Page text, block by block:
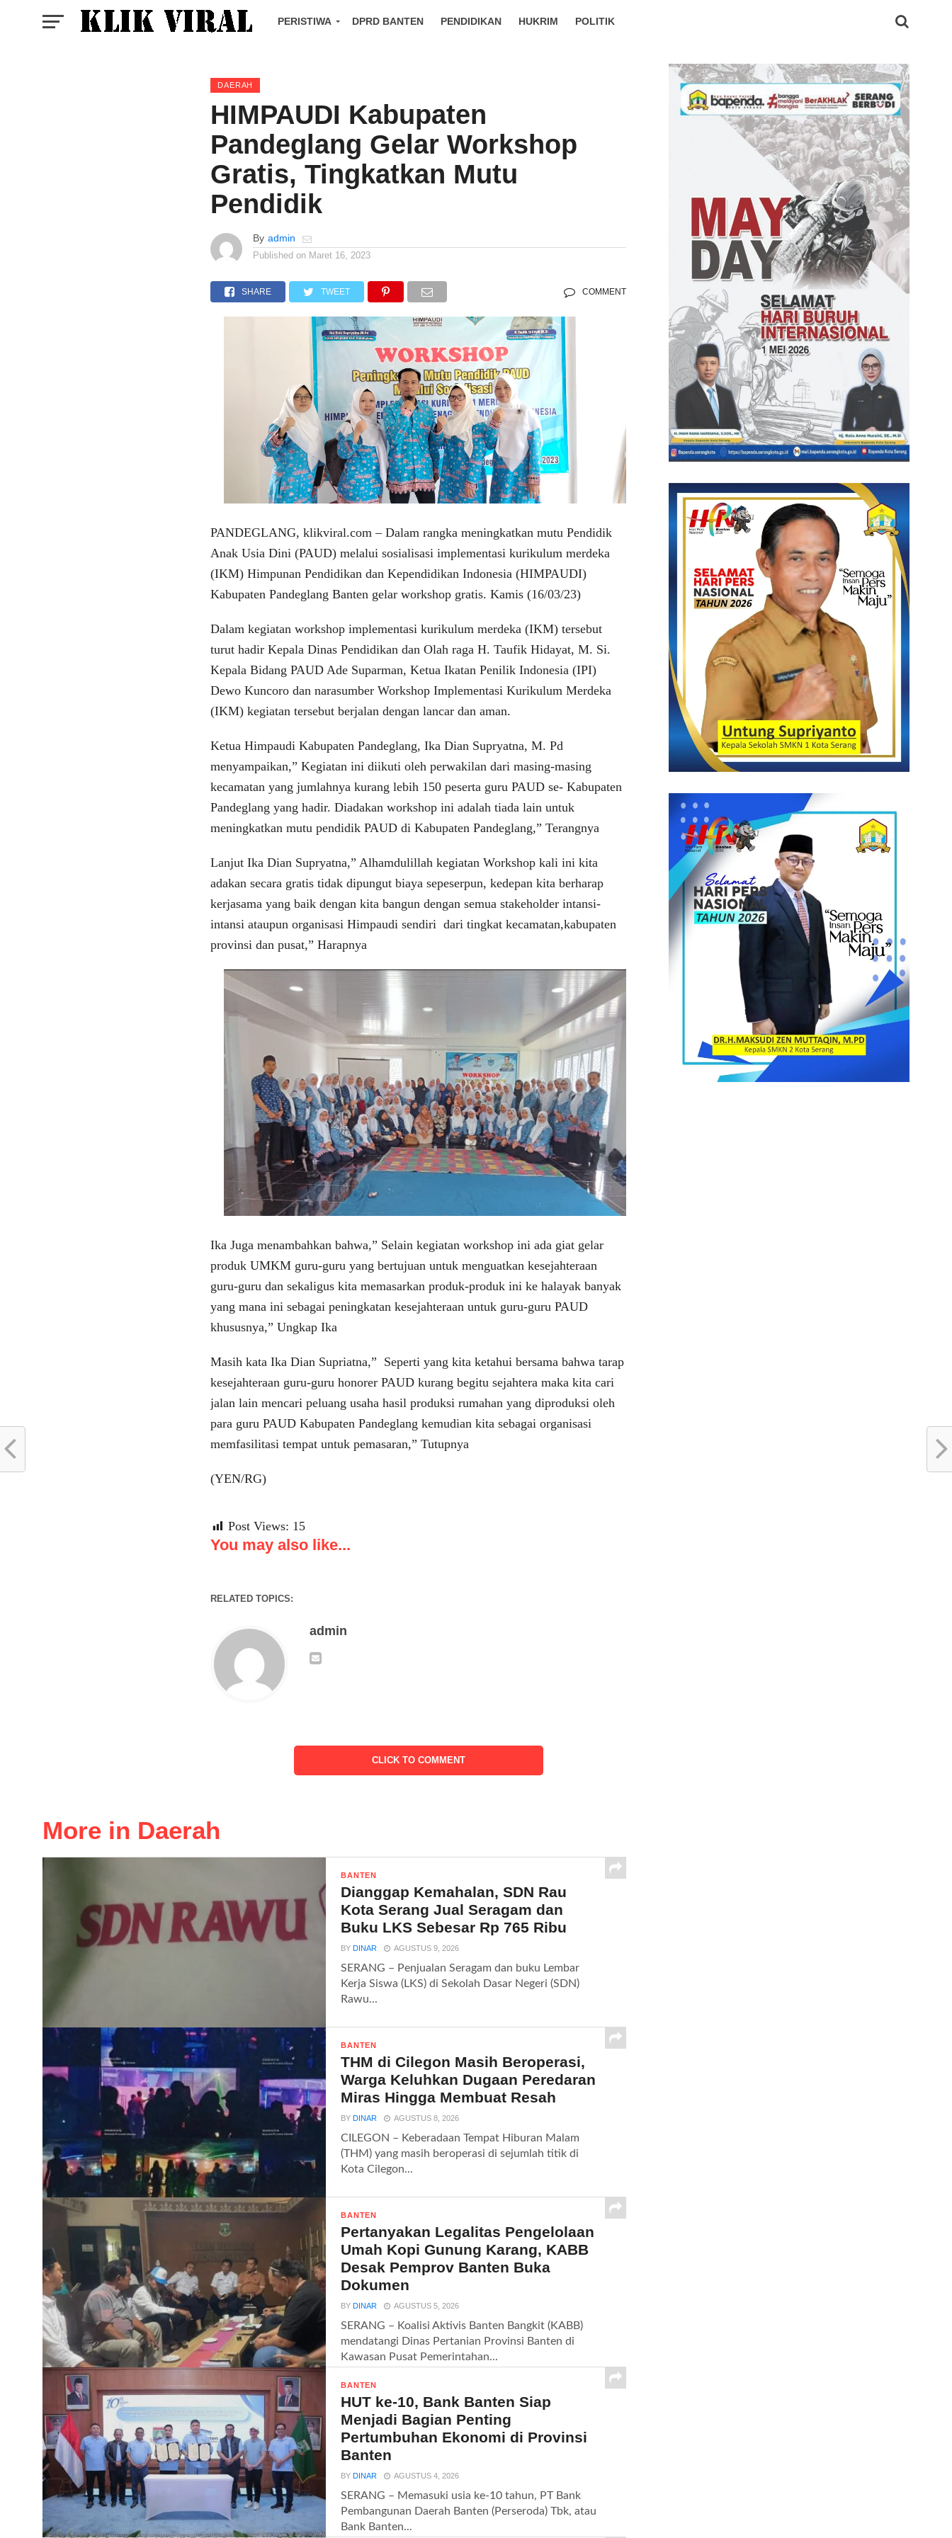
PERISTIWA DPRD BANTEN PENDIDIKAN HUKRIM POLITIK
DAERAH
HIMPAUDI Kabupaten
Pandeglang Gelar Workshop
Gratis, Tingkatkan Mutu
Pendidik
By admin
Published on Maret 16, 2023
SHARE TWEET COMMENT
PANDEGLANG, klikviral.com – Dalam rangka meningkatkan mutu Pendidik
Anak Usia Dini (PAUD) melalui sosialisasi implementasi kurikulum merdeka
(IKM) Himpunan Pendidikan dan Kependidikan Indonesia (HIMPAUDI)
Kabupaten Pandeglang Banten gelar workshop gratis. Kamis (16/03/23)
Dalam kegiatan workshop implementasi kurikulum merdeka (IKM) tersebut
turut hadir Kepala Dinas Pendidikan dan Olah raga H. Taufik Hidayat, M. Si.
Kepala Bidang PAUD Ade Suparman, Ketua Ikatan Penilik Indonesia (IPI)
Dewo Kuncoro dan narasumber Workshop Implementasi Kurikulum Merdeka
(IKM) kegiatan tersebut berjalan dengan lancar dan aman.
Ketua Himpaudi Kabupaten Pandeglang, Ika Dian Supryatna, M. Pd
menyampaikan,” Kegiatan ini diikuti oleh perwakilan dari masing-masing
kecamatan yang jumlahnya kurang lebih 150 peserta guru PAUD se- Kabupaten
Pandeglang yang hadir. Diadakan workshop ini adalah tiada lain untuk
meningkatkan mutu pendidik PAUD di Kabupaten Pandeglang,” Terangnya
Lanjut Ika Dian Supryatna,” Alhamdulillah kegiatan Workshop kali ini kita
adakan secara gratis tidak dipungut biaya sepeserpun, kedepan kita berharap
kerjasama yang baik dengan kita bangun dengan semua stakeholder intansi-
intansi ataupun organisasi Himpaudi sendiri dari tingkat kecamatan,kabupaten
provinsi dan pusat,” Harapnya
Ika Juga menambahkan bahwa,” Selain kegiatan workshop ini ada giat gelar
produk UMKM guru-guru yang bertujuan untuk menguatkan kesejahteraan
guru-guru dan sekaligus kita memasarkan produk-produk ini ke halayak banyak
yang mana ini sebagai peningkatan kesejahteraan untuk guru-guru PAUD
khususnya,” Ungkap Ika
Masih kata Ika Dian Supriatna,” Seperti yang kita ketahui bersama bahwa tarap
kesejahteraan guru-guru honorer PAUD kurang begitu sejahtera maka kita cari
jalan lain mencari peluang usaha hasil produksi rumahan yang diproduksi oleh
para guru PAUD Kabupaten Pandeglang kemudian kita sebagai organisasi
memfasilitasi tempat untuk pemasaran,” Tutupnya
(YEN/RG)
Post Views: 15
You may also like...
RELATED TOPICS:
admin
CLICK TO COMMENT
More in Daerah
BANTEN
Dianggap Kemahalan, SDN Rau
Kota Serang Jual Seragam dan
Buku LKS Sebesar Rp 765 Ribu
BYDINAR AGUSTUS 9, 2026
SERANG – Penjualan Seragam dan buku Lembar
Kerja Siswa (LKS) di Sekolah Dasar Negeri (SDN)
Rawu...
BANTEN
THM di Cilegon Masih Beroperasi,
Warga Keluhkan Dugaan Peredaran
Miras Hingga Membuat Resah
BYDINAR AGUSTUS 8, 2026
CILEGON – Keberadaan Tempat Hiburan Malam
(THM) yang masih beroperasi di sejumlah titik di
Kota Cilegon...
BANTEN
Pertanyakan Legalitas Pengelolaan
Umah Kopi Gunung Karang, KABB
Desak Pemprov Banten Buka
Dokumen
BYDINAR AGUSTUS 5, 2026
SERANG – Koalisi Aktivis Banten Bangkit (KABB)
mendatangi Dinas Pertanian Provinsi Banten di
Kawasan Pusat Pemerintahan...
BANTEN
HUT ke-10, Bank Banten Siap
Menjadi Bagian Penting
Pertumbuhan Ekonomi di Provinsi
Banten
BYDINAR AGUSTUS 4, 2026
SERANG – Memasuki usia ke-10 tahun, PT Bank
Pembangunan Daerah Banten (Perseroda) Tbk, atau
Bank Banten...